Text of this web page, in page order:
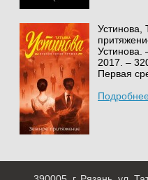
Устинова,
Устинова.
2017. –
Первая